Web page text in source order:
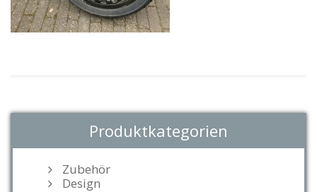
Produktkategorien
Zubehör
Design